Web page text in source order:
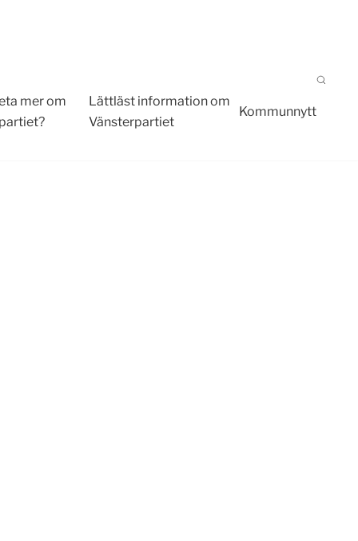
mer om
Lättläst information om
Vänsterpartiet
Kommunnytt